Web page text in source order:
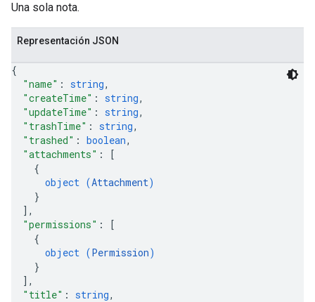
Una sola nota.
Representación JSON
{
"name" : string,
"createTime" : string,
"updateTime" : string,
"trashTime" : string,
"trashed" : boolean,
"attachments" :
[
{
object (Attachment)
}
] ,
"permissions" :
[
{
object (Permission)
}
] ,
"title" : string,